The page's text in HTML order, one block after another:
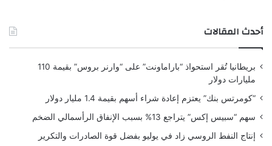
ا
ل
ن
ز
ل
أحدث المقالات
بريطانيا تُقر استحواذ “باراماونت” على “وارنر بروس” بقيمة 110
مليارات دولار
“كومرتس بنك” يعتزم إعادة شراء أسهم بقيمة 1.4 مليار دولار
سهم “سبيس إكس” يتراجع 13% بسبب الإنفاق الرأسمالي الضخم
إنتاج النفط الروسي زاد في يوليو بفضل قوة الصادرات والتكرير